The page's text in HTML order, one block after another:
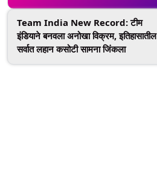
Team India New Record: टीम
इंडियाने बनवला अनोखा विक्रम, इतिहासातील
सर्वात लहान कसोटी सामना जिंकला